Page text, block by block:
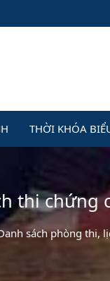
THỜI KHÓA
thi chứng
sách phòng thi,